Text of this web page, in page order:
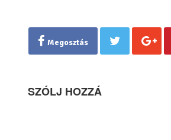
Megosztás
SZÓLJ HOZZÁ